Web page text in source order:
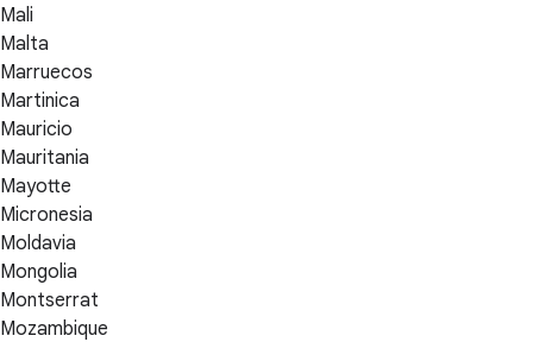
Mali
Malta
Marruecos
Martinica
Mauricio
Mauritania
Mayotte
Micronesia
Moldavia
Mongolia
Montserrat
Mozambique